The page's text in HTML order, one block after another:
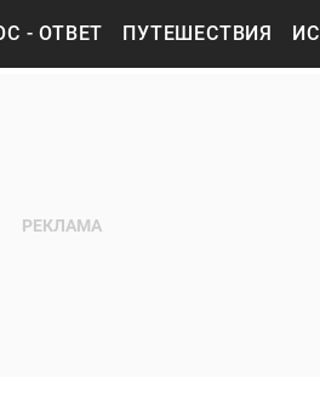
- ОТВЕТ ПУТЕШЕСТВИЯ